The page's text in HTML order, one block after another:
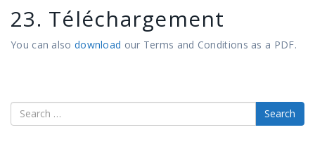
23. Téléchargement
You can also download our Terms and Conditions as a PDF.
Search